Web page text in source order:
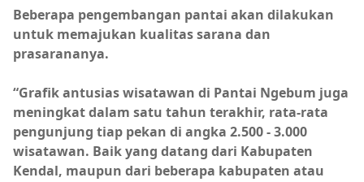
Beberapa pengembangan pantai akan dilakukan
untuk memajukan kualitas sarana dan
prasarananya.
“Grafik antusias wisatawan di Pantai Ngebum juga
meningkat dalam satu tahun terakhir, rata-rata
pengunjung tiap pekan di angka 2.500 - 3.000
wisatawan. Baik yang datang dari Kabupaten
Kendal, maupun dari beberapa kabupaten atau